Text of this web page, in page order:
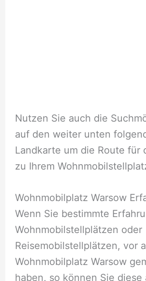
Nutzen Sie auch die
auf den weiter unten
Landkarte um die Route für
zu Ihrem
Wohnmobilplatz Warsow
Wenn Sie bestimmte
Wohnmobilstellplätzen oder
Reisemobilstellplätzen, vor
Wohnmobilplatz Warsow
haben, so können Sie diese